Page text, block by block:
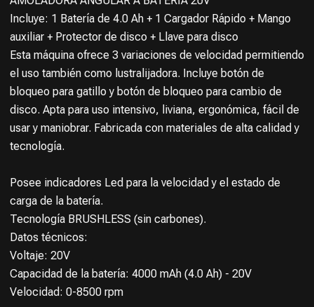
Incluye: 1 Batería de 4.0 Ah + 1 Cargador Rápido + Mango
auxiliar + Protector de disco + Llave para disco
Esta máquina ofrece 3 variaciones de velocidad permitiendo
el uso también como lustralijadora. Incluye botón de
bloqueo para gatillo y botón de bloqueo para cambio de
disco. Apta para uso intensivo, liviana, ergonómica, fácil de
usar y maniobrar. Fabricada con materiales de alta calidad y
tecnología.
Posee indicadores Led para la velocidad y el estado de
carga de la batería.
Tecnología BRUSHLESS (sin carbones).
Datos técnicos:
Voltaje: 20V
Capacidad de la batería: 4000 mAh (4.0 Ah) - 20V
Velocidad: 0-8500 rpm